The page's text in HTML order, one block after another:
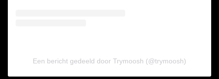
Een bericht gedeeld door Trymoosh (@trymoosh)